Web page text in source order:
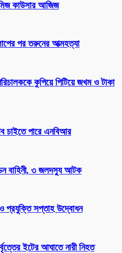
কাউসার আজিজ
পর তরুনের আত্মহত্যা
কুপিয়ে পিটিয়ে জখম ও টাকা
চাইতে পারে এনবিআর
বাহিনী, ৩ জলদস্যু আটক
ও প্রযুক্তি সপ্তাহ উদ্বোধন
ইটের আঘাতে নারী নিহত